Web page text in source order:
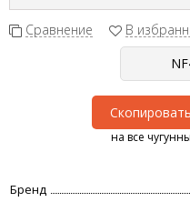
Сравнение В
на все
Бренд